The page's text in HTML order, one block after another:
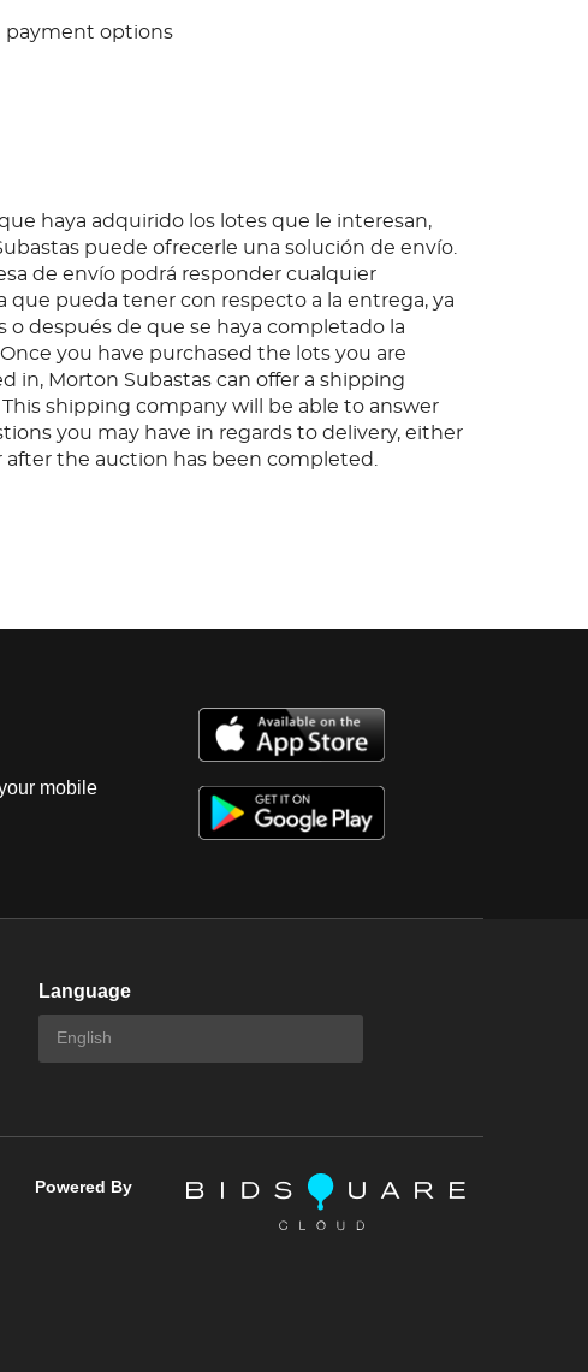
payment options
haya adquirido los lotes que le interesan,
puede ofrecerle una solución de envío.
de envío podrá responder cualquier
que pueda tener con respecto a la entrega, ya
o después de que se haya completado la
you have purchased the lots you are
in, Morton Subastas can offer a shipping
shipping company will be able to answer
you may have in regards to delivery, either
after the auction has been completed.
mobile
Language
Powered By